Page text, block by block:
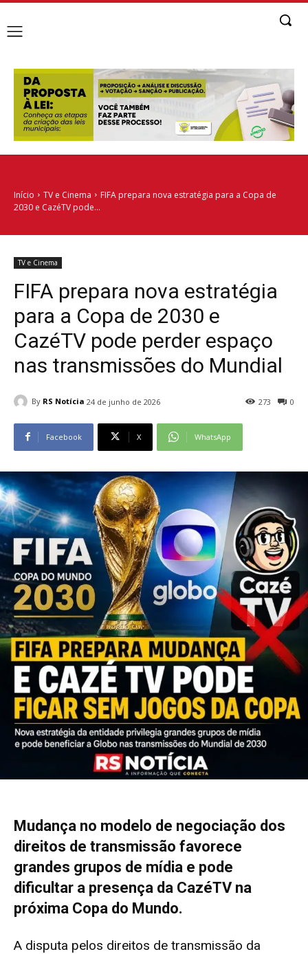
Início TV e Cinema
FIFA prepara nova estratégia para a Copa de
2030 e CazéTV pode...
TV e Cinema
FIFA prepara nova estratégia
para a Copa de 2030 e
CazéTV pode perder espaço
nas transmissões do Mundial
By RS Notícia 24 de junho de 2026 0
273
Facebook X WhatsApp
Mudança no modelo de negociação dos
direitos de transmissão favorece
grandes grupos de mídia e pode
dificultar a presença da CazéTV na
próxima Copa do Mundo.
A disputa pelos direitos de transmissão da